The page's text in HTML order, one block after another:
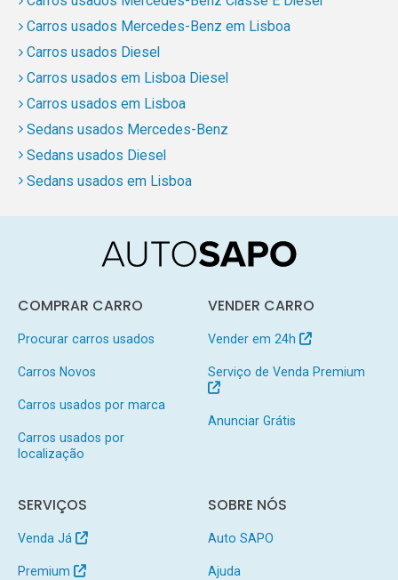
Carros usados Mercedes-Benz em Lisboa
Carros usados Diesel
Carros usados em Lisboa Diesel
Carros usados em Lisboa
Sedans usados Mercedes-Benz
Sedans usados Diesel
Sedans usados em Lisboa
COMPRAR CARRO
Procurar carros usados
Carros Novos
Carros usados por marca
Carros usados por
localização
VENDER CARRO
Vender em 24h
Serviço de Venda Premium
Anunciar Grátis
SERVIÇOS
Venda Já
Premium
SOBRE NÓS
Auto SAPO
Ajuda